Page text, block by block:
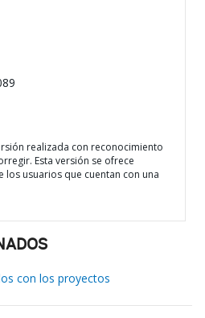
realizada con reconocimiento
Esta versión se ofrece
los usuarios que cuentan con una
con los proyectos